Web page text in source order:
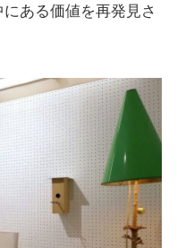
ある価値を再発見さ